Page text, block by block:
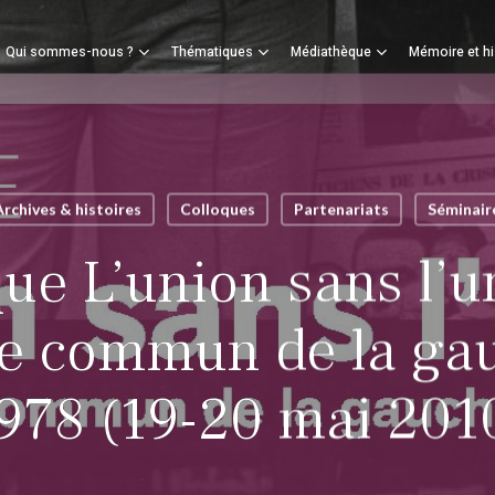
Qui sommes-nous ? Thématiques Médiathèque Mémoire et
Panier
& histoires Colloques Partenariats
L’union sans
commun de la
(19-20 mai